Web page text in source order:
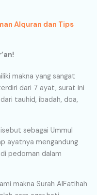
Alquran dan Tips
makna yang sangat
dari 7 ayat, surat ini
tauhid, ibadah, doa,
sebagai Ummul
ayatnya mengandung
pedoman dalam
makna Surah AlFatihah